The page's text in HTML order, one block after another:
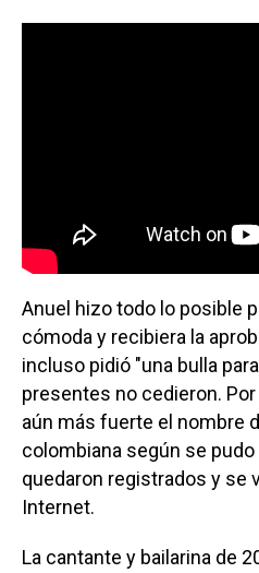
Anuel hizo todo lo posible
cómoda y recibiera la
incluso pidió "una bulla
presentes no cedieron.
aún más fuerte el nombre
colombiana según se
quedaron registrados y se
Internet.
La cantante y bailarina de